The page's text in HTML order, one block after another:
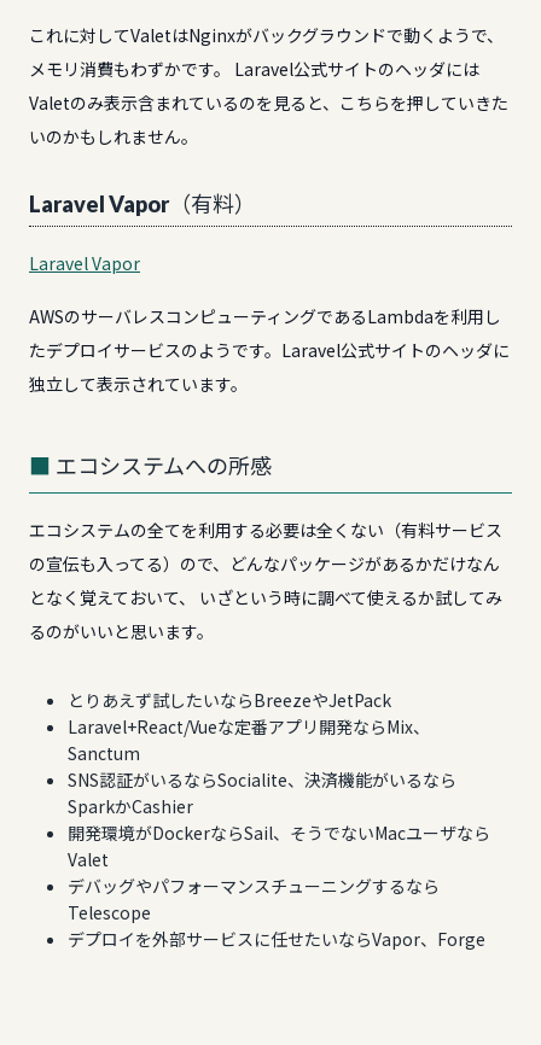
これに対してValetはNginxがバックグラウンドで動くようで、
メモリ消費もわずかです。 Laravel公式サイトのヘッダには
Valetのみ表示含まれているのを見ると、こちらを押していきた
いのかもしれません。
Laravel Vapor（有料）
Laravel Vapor
AWSのサーバレスコンピューティングであるLambdaを利用し
たデプロイサービスのようです。Laravel公式サイトのヘッダに
独立して表示されています。
エコシステムへの所感
エコシステムの全てを利用する必要は全くない（有料サービス
の宣伝も入ってる）ので、どんなパッケージがあるかだけなん
となく覚えておいて、 いざという時に調べて使えるか試してみ
るのがいいと思います。
とりあえず試したいならBreezeやJetPack
Laravel+React/Vueな定番アプリ開発ならMix、
Sanctum
SNS認証がいるならSocialite、決済機能がいるなら
SparkかCashier
開発環境がDockerならSail、そうでないMacユーザなら
Valet
デバッグやパフォーマンスチューニングするなら
Telescope
デプロイを外部サービスに任せたいならVapor、Forge